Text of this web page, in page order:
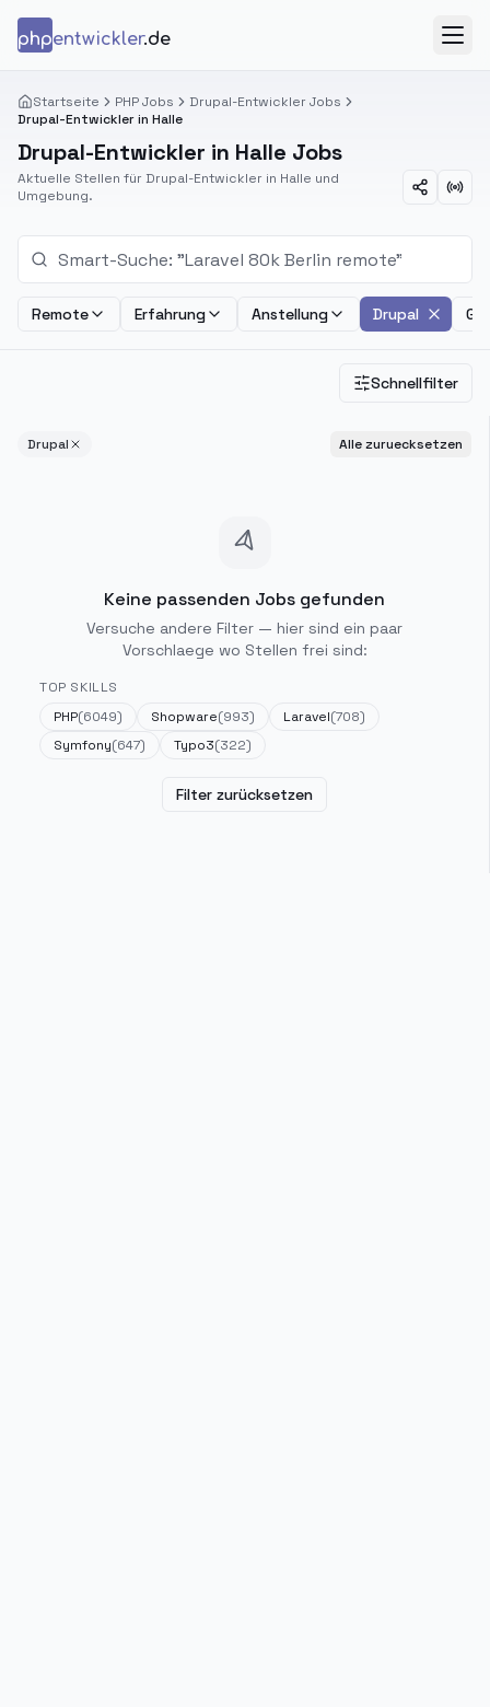
phpentwickler.de
Startseite PHP Jobs
Drupal-Entwickler Jobs
Drupal-Entwickler in Halle
Drupal-Entwickler in Halle Jobs
Aktuelle Stellen für Drupal-Entwickler in Halle und
Umgebung.
Remote Erfahrung Anstellung Drupal
Schnellfilter
Drupal Alle zuruecksetzen
Keine passenden Jobs gefunden
Versuche andere Filter — hier sind ein paar
Vorschlaege wo Stellen frei sind:
TOP SKILLS
PHP(6049) Shopware(993) Laravel(708)
Symfony(647) Typo3(322)
Filter zurücksetzen